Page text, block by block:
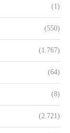
(1)
(550)
(1.767)
(64)
(8)
(2.721)